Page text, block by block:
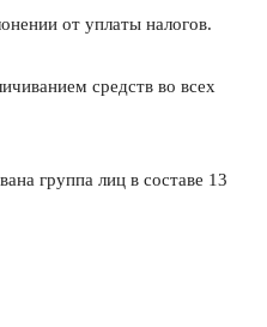
от уплаты налогов.
средств во всех
группа лиц в составе 13